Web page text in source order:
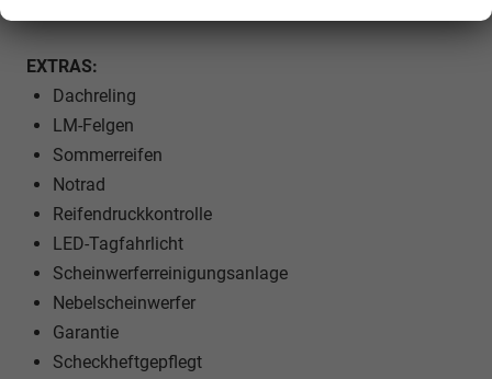
EXTRAS:
Dachreling
LM-Felgen
Sommerreifen
Notrad
Reifendruckkontrolle
LED-Tagfahrlicht
Scheinwerferreinigungsanlage
Nebelscheinwerfer
Garantie
Scheckheftgepflegt